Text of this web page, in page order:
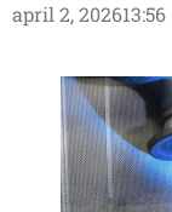
april 2, 202613:56